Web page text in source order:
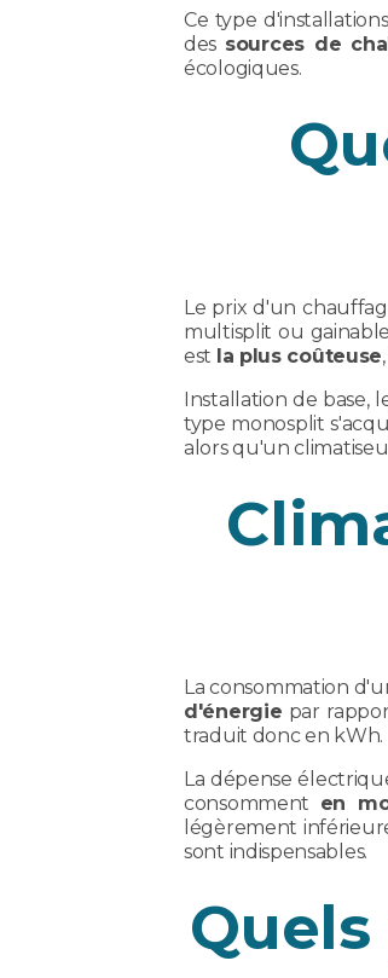
Ce type
des sources de
écologiques.
Le prix d'un
multisplit ou
est la plus coûteuse
Installation de base,
type monosplit
alors qu'un
La consommation
d'énergie par
traduit donc en kWh.
La dépense
consomment en
légèrement
sont indispensables.